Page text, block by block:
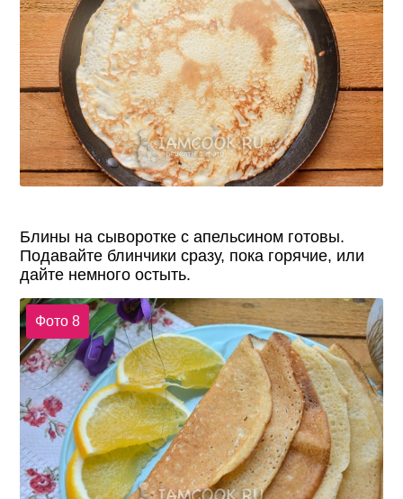
Блины на сыворотке с апельсином готовы.
Подавайте блинчики сразу, пока горячие, или
дайте немного остыть.
Фото 8